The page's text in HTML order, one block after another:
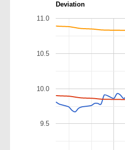
Deviation
9.5
10.0
10.5
11.0